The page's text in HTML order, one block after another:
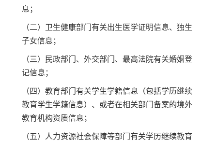
息；
（二）卫生健康部门有关出生医学证明信息、独生
子女信息；
（三）民政部门、外交部门、最高法院有关婚姻登
记信息；
（四）教育部门有关学生学籍信息（包括学历继续
教育学生学籍信息）、或者在相关部门备案的境外
教育机构资质信息；
（五）人力资源社会保障等部门有关学历继续教育